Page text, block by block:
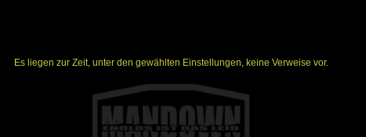
Es liegen zur Zeit, unter den gewählten Einstellungen, keine Verweise vor.